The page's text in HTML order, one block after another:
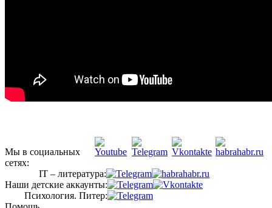
Мы в социальных
сетях:
IT – литература:
Наши детские аккаунты:
Психология. Питер: